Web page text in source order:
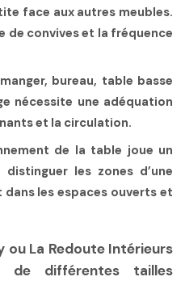
face aux autres meubles.
de convives et la fréquence
bureau, table basse
nécessite une adéquation
et la circulation.
de la table joue un
les zones d’une
les espaces ouverts et
ou La Redoute Intérieurs
de différentes tailles